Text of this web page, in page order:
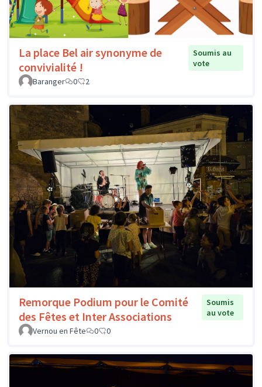
La place Bel air synonyme de
convivialité !
Soumis au
vote
Baranger
0 2
Remorque Podium pour le Comité
des Fêtes et Inter Associations
Soumis
au vote
Vernou en Fête
0 0